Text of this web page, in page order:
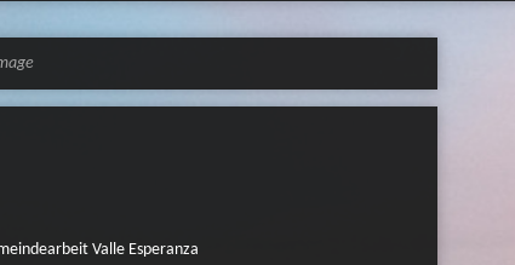
Valle Esperanza